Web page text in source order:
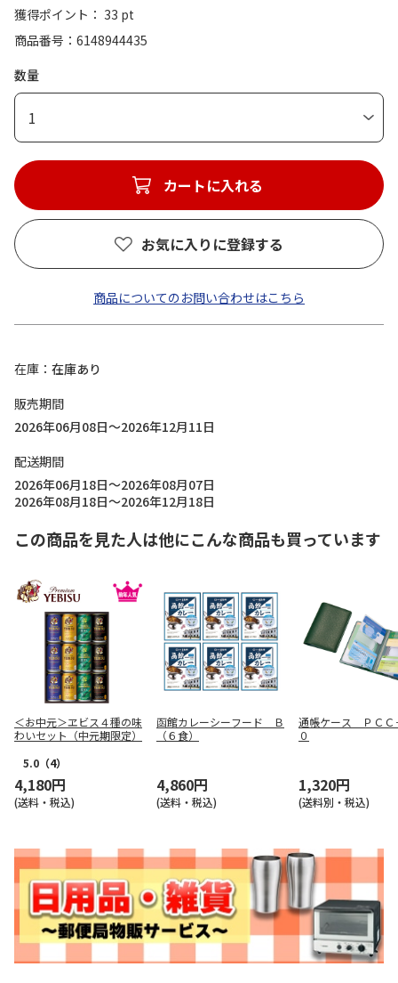
獲得ポイント： 33 pt
商品番号
6148944435
数量
1
カートに入れる
お気に入りに登録する
商品についてのお問い合わせはこちら
在庫
在庫あり
販売期間
2026年06月08日～2026年12月11日
配送期間
2026年06月18日～2026年08月07日
2026年08月18日～2026年12月18日
この商品を見た人は他にこんな商品も買っています
＜お中元＞ヱビス４種の味
わいセット（中元期限定）
5.0 （4）
4,180円
(送料・税込)
函館カレーシーフード Ｂ
（６食）
4,860円
(送料・税込)
通帳ケース ＰＣＣ
０
1,320円
(送料別・税込)